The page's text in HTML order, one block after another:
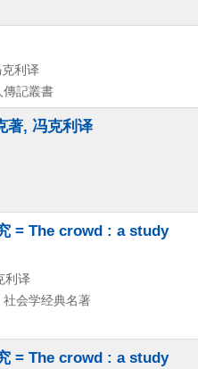
利译
傳記叢書
著, 冯克利译
= The crowd : a study
利译
社会学经典名著
= The crowd : a study